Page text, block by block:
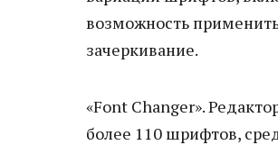
возможность
зачеркивание.
«Font Changer».
более 110 шрифтов,